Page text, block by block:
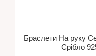
Браслети На руку
Срібло